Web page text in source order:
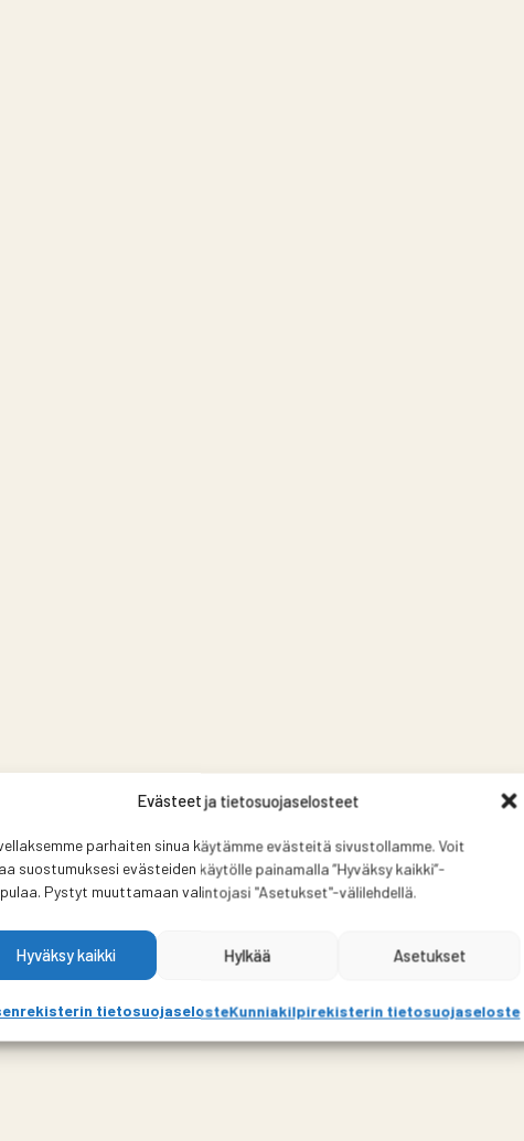
Evästeet ja tietosuojaselosteet
parhaiten sinua käytämme evästeitä sivustollamme. Voit
suostumuksesi evästeiden käytölle painamalla ”Hyväksy kaikki”-
Pystyt muuttamaan valintojasi "Asetukset"-välilehdellä.
Hyväksy kaikki Hylkää Asetukset
tietosuojaselosteKunniakilpirekisterin tietosuojaseloste